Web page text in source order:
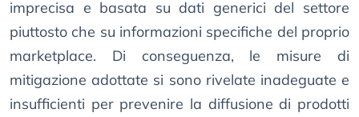
imprecisa e basata su dati generici del settore
piuttosto che su informazioni specifiche del proprio
marketplace. Di conseguenza, le misure di
mitigazione adottate si sono rivelate inadeguate e
insufficienti per prevenire la diffusione di prodotti